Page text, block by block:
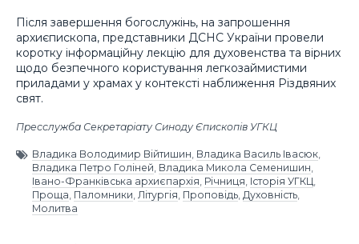
Після завершення богослужінь, на запрошення
архиєпископа, представники ДСНС України провели
коротку інформаційну лекцію для духовенства та вірних
щодо безпечного користування легкозаймистими
приладами у храмах у контексті наближення Різдвяних
свят.
Пресслужба Секретаріату Синоду Єпископів УГКЦ
Владика Володимир Війтишин, Владика Василь Івасюк,
Владика Петро Голіней, Владика Микола Семенишин,
Івано-Франківська архиєпархія, Річниця, Історія УГКЦ,
Проща, Паломники, Літургія, Проповідь, Духовність,
Молитва